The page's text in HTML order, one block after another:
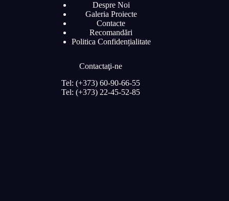
Despre Noi
Galeria Proiecte
Contacte
Recomandări
Politica Confidențialitate
Contactaţi-ne
Tel: (+373) 60-90-66-55
Tel: (+373) 22-45-52-85